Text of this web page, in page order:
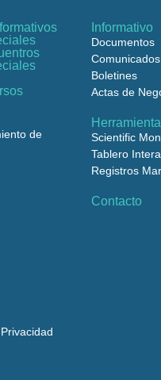
de
Informativo
Documentos
Comunicados
Boletines
Actas de
Scientific
Tablero
Registros
Contacto